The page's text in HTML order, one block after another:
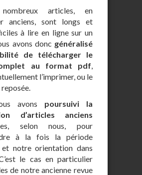
articles, en
anciens, sont longs et
à lire en ligne sur un
avons donc généralisé
de télécharger le
au format pdf,
l’imprimer, ou le
avons poursuivi la
d’articles anciens
selon nous, pour
à la fois la période
et notre orientation dans
le cas en particulier
de notre ancienne revue